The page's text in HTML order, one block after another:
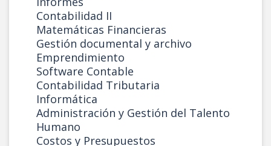
Contabilidad II
Matemáticas Financieras
Gestión documental y archivo
Emprendimiento
Software Contable
Contabilidad Tributaria
Informática
Administración y Gestión del Talento
Humano
Costos y Presupuestos